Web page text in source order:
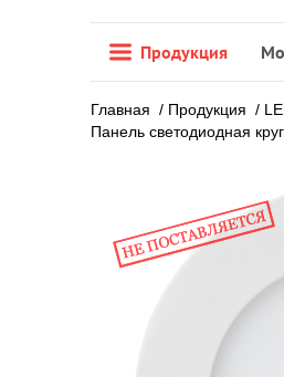
Продукция
Главная / Продукция /
Панель светодиодная